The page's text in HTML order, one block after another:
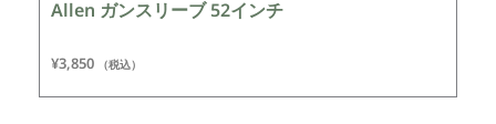
Allen ガンスリーブ 52インチ
¥3,850 （税込）